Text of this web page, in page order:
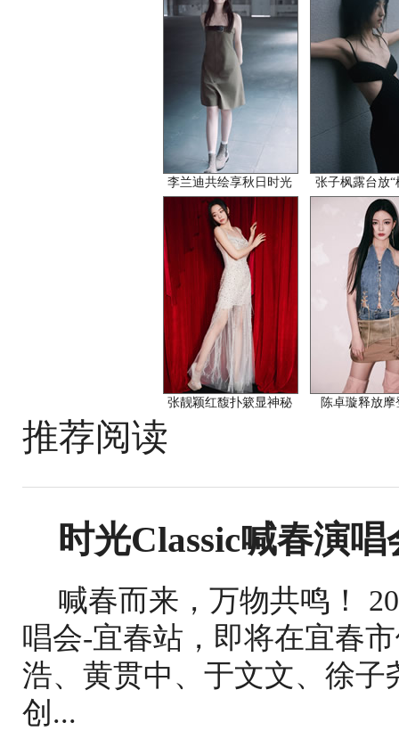
李兰迪共绘享秋日时光 张子枫露台放“
张靓颖红馥扑簌显神秘 陈卓璇释放摩
推荐阅读
时光Classic喊春演唱
喊春而来，万物共鸣！
唱会-宜春站，即将在宜春
浩、黄贯中、于文文、徐
创...